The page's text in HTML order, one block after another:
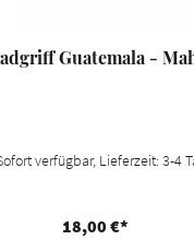
Guatemala -
verfügbar, Lieferzeit: 3-4
18,00 €*